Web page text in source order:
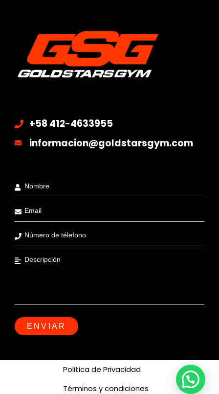
+58 412-4633955
informacion@goldstarsgym.com
Politica de Privacidad
Términos y condiciones